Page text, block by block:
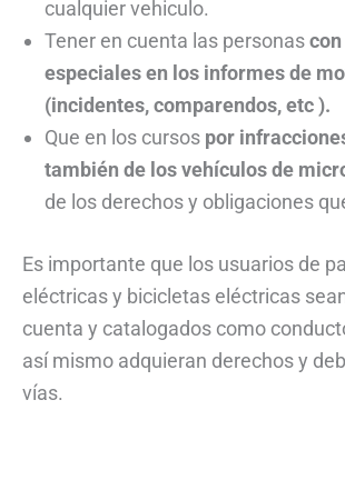
cualquier vehiculo.
Tener en cuenta las personas
especiales en los informes de
(incidentes, comparendos, etc ).
Que en los cursos por
también de los vehículos de
de los derechos y obligaciones
Es importante que los usuarios de
eléctricas y bicicletas eléctricas
cuenta y catalogados como
así mismo adquieran derechos y
vías.